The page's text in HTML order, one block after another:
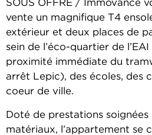
SOUS OFFRE / Immovance
vente un magnifique T4
extérieur et deux places de
sein de l’éco-quartier de
proximité immédiate du
arrêt Lepic), des écoles, des
coeur de ville.
Doté de prestations soignées
matériaux, l’appartement se